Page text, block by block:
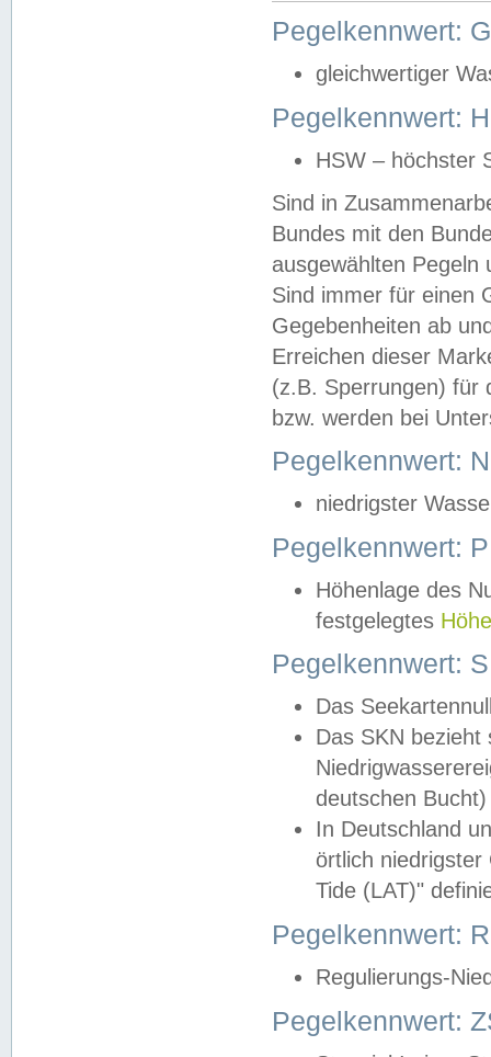
Pegelkennwert:
gleichwertiger
Pegelkennwert:
HSW – höchster
Sind in
Bundes mit den
ausgewählten
Sind immer für einen
Gegebenheiten ab
Erreichen dieser
(z.B. Sperrungen) für
bzw. werden bei
Pegelkennwert:
niedrigster
Pegelkennwert:
Höhenlage des
festgelegtes
Pegelkennwert:
Das
Das SKN
deutschen
In Deutschland
örtlich
Tide (LAT)"
Pegelkennwert:
Regulierungs-
Pegelkennwert: